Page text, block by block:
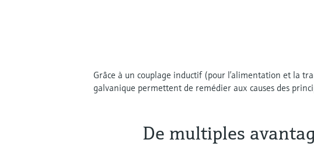
Grâce à un couplage inductif (pour l’alimentation et la
galvanique permettent de remédier aux causes des
De multiples